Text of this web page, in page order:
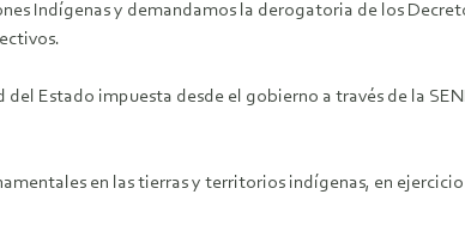
Indígenas y demandamos la derogatoria de los
Estado impuesta desde el gobierno a través de la
en las tierras y territorios indígenas, en